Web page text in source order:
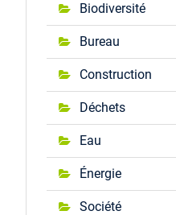
Biodiversité
Bureau
Construction
Déchets
Eau
Énergie
Société